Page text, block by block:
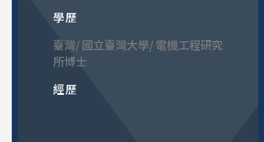
學歷
臺灣/ 國立臺灣大學/ 電機工程研究
所博士
經歷